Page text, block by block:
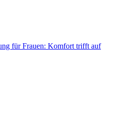
für Frauen: Komfort trifft auf